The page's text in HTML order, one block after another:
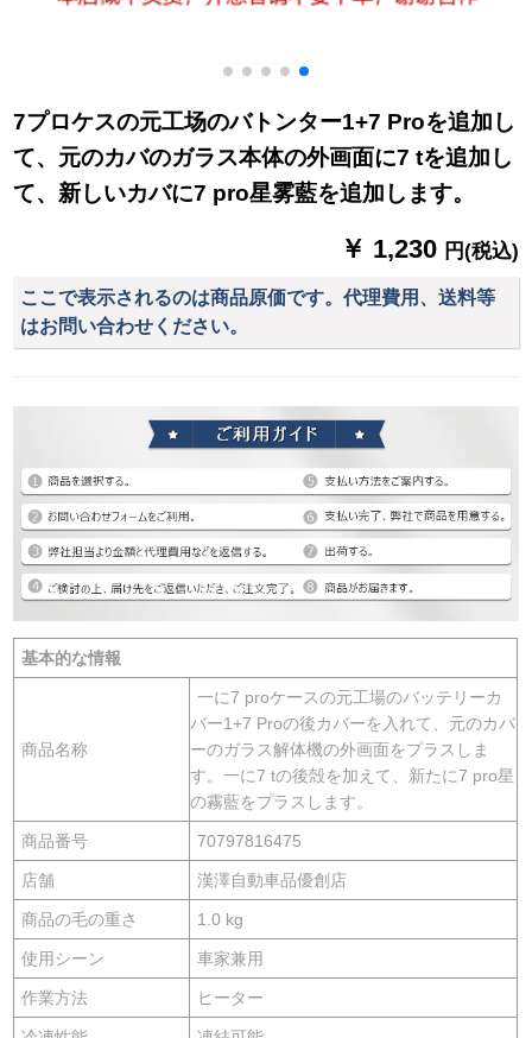
7プロケスの元工场のバトンター1+7 Proを追加し
て、元のカバのガラス本体の外画面に7 tを追加し
て、新しいカバに7 pro星雾藍を追加します。
￥ 1,230 円(税込)
ここで表示されるのは商品原価です。代理費用、送料等
はお問い合わせください。
基本的な情報
商品名称
一に7 proケースの元工場のバッテリーカ
バー1+7 Proの後カバーを入れて、元のカバ
ーのガラス解体機の外画面をプラスしま
す。一に7 tの後殻を加えて、新たに7 pro星
の霧藍をプラスします。
商品番号 70797816475
店舗 漢澤自動車品優創店
商品の毛の重さ 1.0 kg
使用シーン 車家兼用
作業方法 ヒーター